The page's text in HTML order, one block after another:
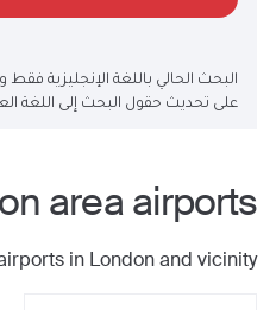
البحث الحالي باللغة الإنجليزية
على تحديث حقول البحث إلى اللغة
area airports
in Londonand vicinity